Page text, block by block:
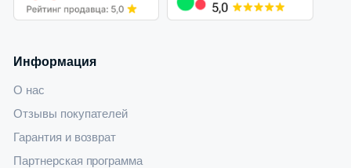
Информация
О нас
Отзывы покупателей
Гарантия и возврат
Партнерская программа